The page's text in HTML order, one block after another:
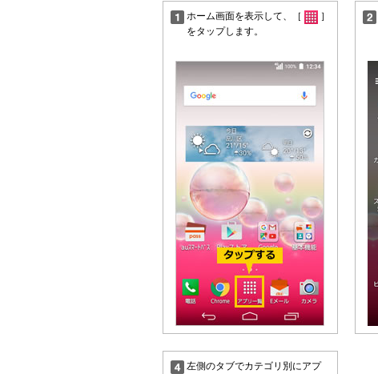
ホーム画面を表示して、［
］
をタップします。
左側のタブでカテゴリ別にアプ